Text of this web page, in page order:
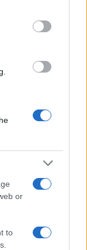
below Google
or
to
a Olbia e in